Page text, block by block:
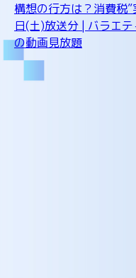
構想の行方は？消費税
日(土)放送分 | バラエ
の動画見放題